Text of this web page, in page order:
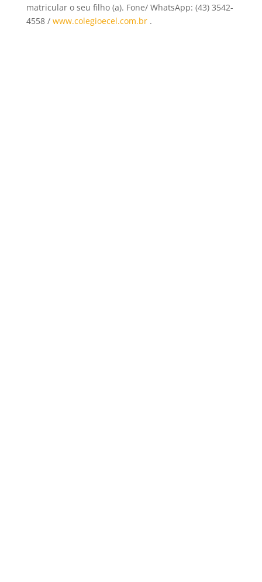
matricular o seu filho (a). Fone/ WhatsApp: (43) 3542-
4558 / www.colegioecel.com.br.